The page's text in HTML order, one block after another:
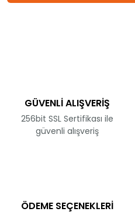
GÜVENLİ ALIŞVERİŞ
256bit SSL Sertifikası ile
güvenli alışveriş
ÖDEME SEÇENEKLERİ